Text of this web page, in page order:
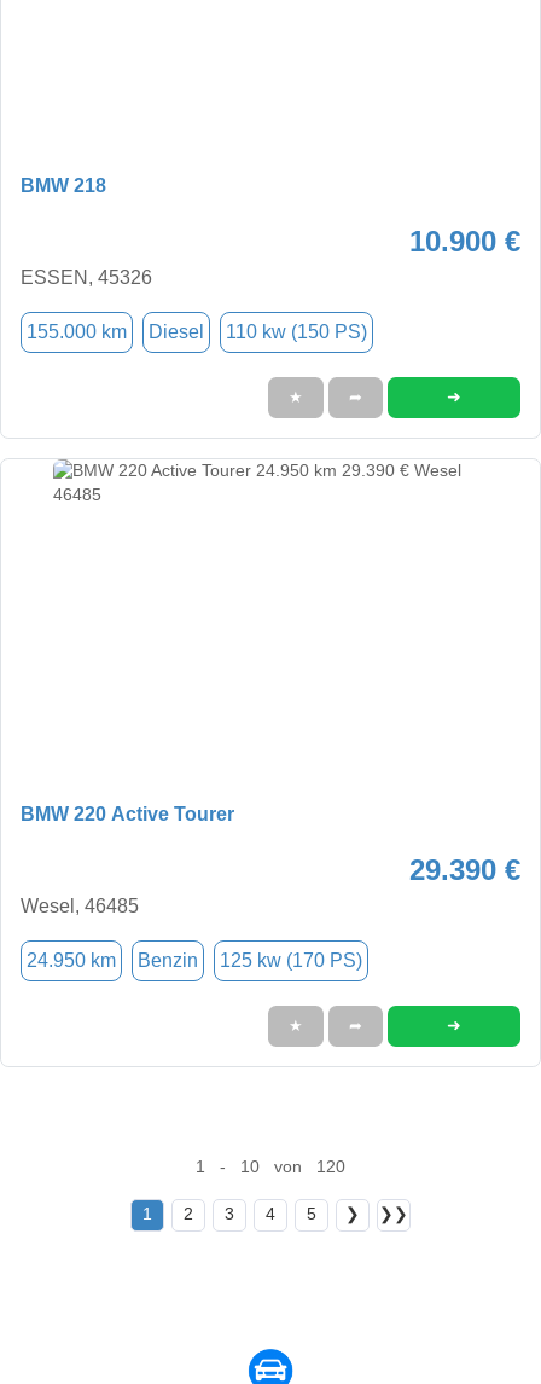
BMW 218
10.900 €
ESSEN, 45326
155.000 km Diesel 110 kw (150 PS)
★ ➦ ➜
BMW 220 Active Tourer
29.390 €
Wesel, 46485
24.950 km Benzin 125 kw (170 PS)
★ ➦ ➜
1 - 10 von 120
1 2 3 4 5 ❯ ❯❯